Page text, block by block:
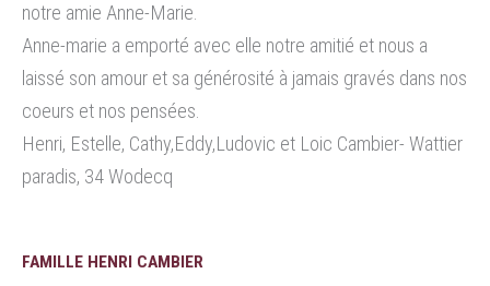
notre amie Anne-Marie.
Anne-marie a emporté avec elle notre amitié et nous a
laissé son amour et sa générosité à jamais gravés dans nos
coeurs et nos pensées.
Henri, Estelle, Cathy,Eddy,Ludovic et Loic Cambier- Wattier
paradis, 34 Wodecq
FAMILLE HENRI CAMBIER